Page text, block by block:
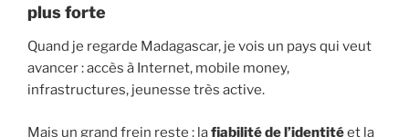
plus forte
Quand je regarde Madagascar, je vois un pays qui veut
avancer : accès à Internet, mobile money,
infrastructures, jeunesse très active.
Mais un grand frein reste : lafiabilité de l’identitéet la